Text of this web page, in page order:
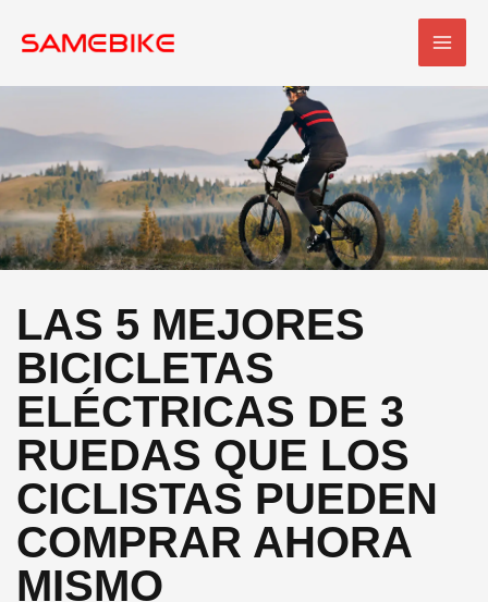
LAS 5 MEJORES
BICICLETAS
ELÉCTRICAS DE 3
RUEDAS QUE LOS
CICLISTAS PUEDEN
COMPRAR AHORA
MISMO